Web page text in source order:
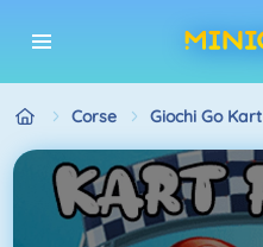
Corse Giochi Go Kart